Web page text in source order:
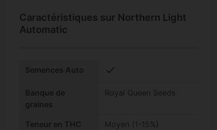
Caractéristiques sur Northern Light
Automatic
Semences Auto check
Banque de
graines
Royal Queen Seeds
Teneur en THC Moyen (1-15%)